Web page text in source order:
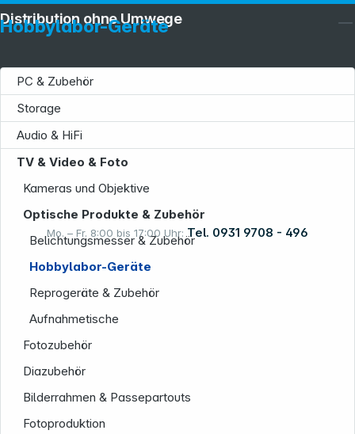
Mo. – Fr. 8:00 bis 17:00 Uhr: Tel. 0931 9708 - 496
Hobbylabor-Geräte
PC & Zubehör
Storage
Audio & HiFi
TV & Video & Foto
Kameras und Objektive
Optische Produkte & Zubehör
Belichtungsmesser & Zubehör
Hobbylabor-Geräte
Reprogeräte & Zubehör
Aufnahmetische
Fotozubehör
Diazubehör
Bilderrahmen & Passepartouts
Fotoproduktion
Distribution ohne Umwege
Service
Rechtliches